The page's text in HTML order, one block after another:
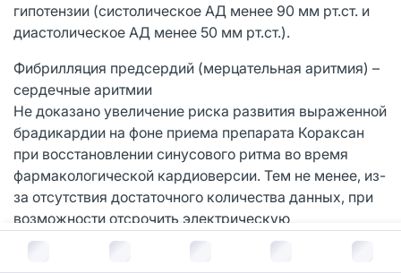
В корзину за руб.
гипотензии (систолическое АД менее 90 мм рт.ст. и
диастолическое АД менее 50 мм рт.ст.).
Фибрилляция предсердий (мерцательная аритмия) –
сердечные аритмии
Не доказано увеличение риска развития выраженной
брадикардии на фоне приема препарата Кораксан
при восстановлении синусового ритма во время
фармакологической кардиоверсии. Тем не менее, из-
за отсутствия достаточного количества данных, при
возможности отсрочить электрическую
кардиоверсию, прием препарата Кораксана следует